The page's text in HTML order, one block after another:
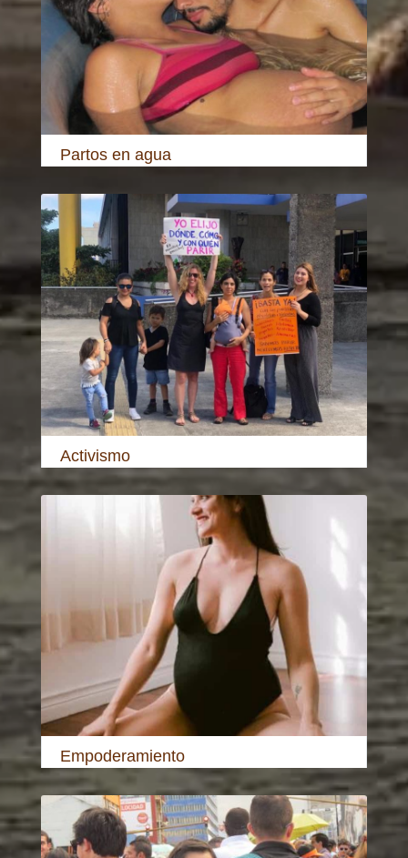
Partos en agua
Activismo
Empoderamiento